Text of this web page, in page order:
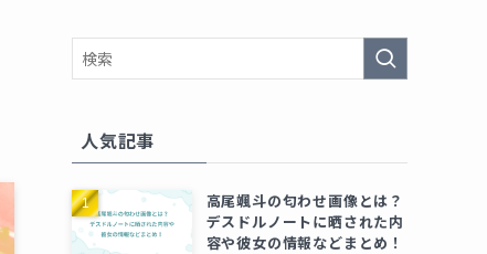
人気記事
高尾颯斗の匂わせ画像とは？
デスドルノートに晒された内
容や彼女の情報などまとめ！